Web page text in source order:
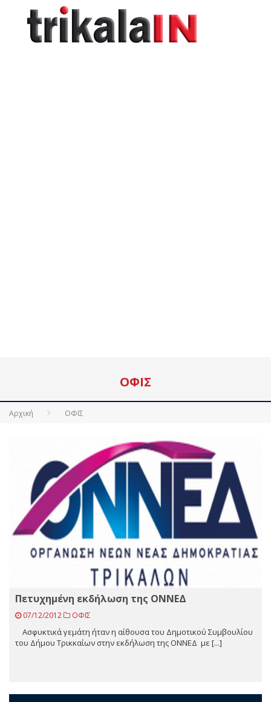
ΟΦΙΣ
Αρχική ΟΦΙΣ
Πετυχημένη εκδήλωση της ΟΝΝΕΔ
07/12/2012 ΟΦΙΣ
Ασφυκτικά γεμάτη ήταν η αίθουσα του Δημοτικού Συμβουλίου
του Δήμου Tρικκαίων στην εκδήλωση της ΟΝΝΕΔ με [...]